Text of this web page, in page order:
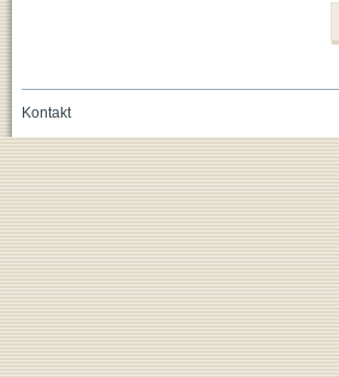
Kontakt